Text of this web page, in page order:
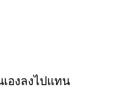
องลงไปแทน